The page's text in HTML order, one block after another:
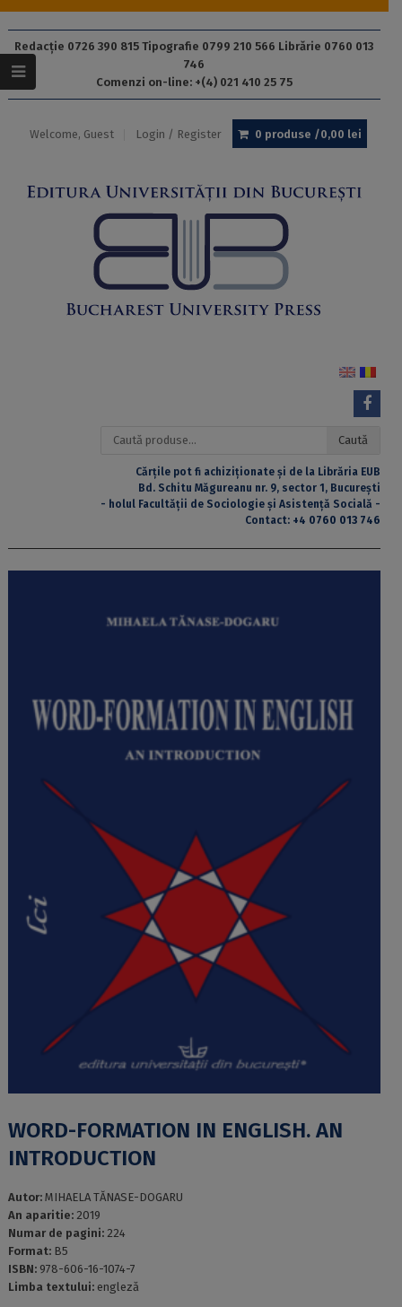
Redacție 0726 390 815 Tipografie 0799 210 566 Librărie 0760 013
746
Comenzi on-line: +(4) 021 410 25 75
Welcome, Guest Login / Register 0 produse /0,00 lei
Caută
Caută
Cărțile pot fi achiziționate și de la Librăria EUB
Bd. Schitu Măgureanu nr. 9, sector 1, București
- holul Facultății de Sociologie și Asistență Socială -
Contact: +4 0760 013 746
WORD-FORMATION IN ENGLISH. AN
INTRODUCTION
Autor: MIHAELA TĂNASE-DOGARU
An aparitie: 2019
Numar de pagini: 224
Format: B5
ISBN: 978-606-16-1074-7
Limba textului: engleză